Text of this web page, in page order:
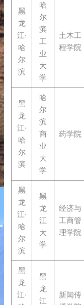
黑
龙
江·
哈
尔
滨
哈
尔
滨
工
业
大
学
土木工
程学院
黑
龙
江·
哈
尔
滨
哈
尔
滨
商
业
大
学
药学院
黑
龙
江·
哈
尔
滨
黑
龙
江
大
学
经济与
工商管
理学院
黑
龙
江·
黑
龙
江
新闻传